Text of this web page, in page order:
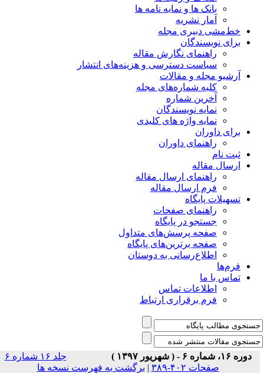
بانک ها و نمایه نامه ها
آمار نشریه
خط‌مشی دبیری مجله
برای نویسندگان
راهنمای نگارش مقاله
سیاست دسترسی و هزینه‌های انتشار
آرشیو مجله و مقالات
کلیه شماره‌های مجله
آخرین شماره
نمایه نویسندگان
نمایه واژه های کلیدی
برای داوران
راهنمای داوران
ثبت نام
ارسال مقاله
راهنمای ارسال مقاله
فرم ارسال مقاله
تسهیلات پایگاه
راهنمای صفحات
جستجو در پایگاه
صفحه پرسش‌های متداول
صفحه برترین‌های پایگاه
اطلاع‌رسانی به دوستان
فرم‌ها
تماس با ما
اطلاعات تماس
فرم برقراری ارتباط
دوره ۱۶، شماره ۶ - ( شهریور ۱۳۹۷ )
جلد ۱۶ شماره ۶
صفحات ۴۰۲-۳۸۹
|برگشت به فهرست نسخه ها